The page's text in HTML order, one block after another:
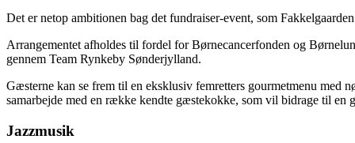
Det er netop ambitionen bag det fundraiser-event, som
Arrangementet afholdes til fordel for Børnecancer­fonden og
gennem Team Rynkeby Sønderjylland.
Gæsterne kan se frem til en eksklusiv femretters gourmetmenu med
samarbejde med en række kendte gæstekokke, som vil bidrage til en
Jazzmusik